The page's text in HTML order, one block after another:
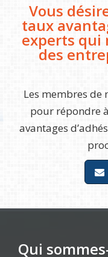
Vous
taux
experts qui
des
Les membres
pour répondre
avantages
Qui